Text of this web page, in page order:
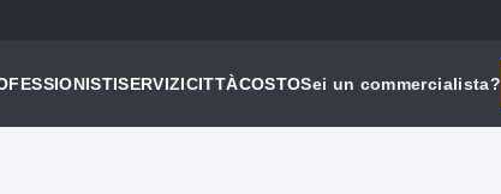
SERVIZICITTÀCOSTOSei un commercialista?